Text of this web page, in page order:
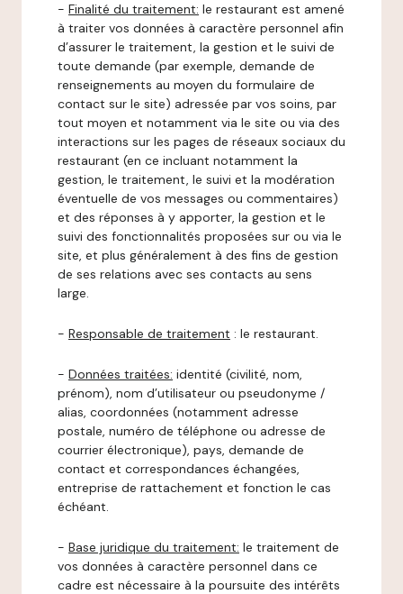
- Finalité du traitement: le restaurant est amené
à traiter vos données à caractère personnel afin
d’assurer le traitement, la gestion et le suivi de
toute demande (par exemple, demande de
renseignements au moyen du formulaire de
contact sur le site) adressée par vos soins, par
tout moyen et notamment via le site ou via des
interactions sur les pages de réseaux sociaux du
restaurant (en ce incluant notamment la
gestion, le traitement, le suivi et la modération
éventuelle de vos messages ou commentaires)
et des réponses à y apporter, la gestion et le
suivi des fonctionnalités proposées sur ou via le
site, et plus généralement à des fins de gestion
de ses relations avec ses contacts au sens
large.
- Responsable de traitement : le restaurant.
- Données traitées: identité (civilité, nom,
prénom), nom d’utilisateur ou pseudonyme /
alias, coordonnées (notamment adresse
postale, numéro de téléphone ou adresse de
courrier électronique), pays, demande de
contact et correspondances échangées,
entreprise de rattachement et fonction le cas
échéant.
- Base juridique du traitement: le traitement de
vos données à caractère personnel dans ce
cadre est nécessaire à la poursuite des intérêts